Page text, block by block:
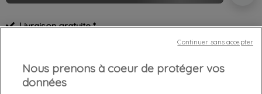
Livraison gratuite *
Caractéristiques produit
Nous prenons à coeur de protéger vos
données
Continuer sans accepter